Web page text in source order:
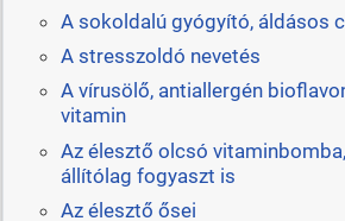
A sokoldalú gyógyító, áldásos
A stresszoldó nevetés
A vírusölő, antiallergén
vitamin
Az élesztő olcsó
állítólag fogyaszt is
Az élesztő ősei